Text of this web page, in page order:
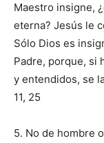
Maestro insigne,
eterna? Jesús le
Sólo Dios es
Padre, porque, si
y entendidos, se
11, 25
5. No de hombre